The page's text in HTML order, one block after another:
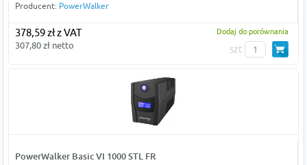
Producent: PowerWalker
378,59 zł z VAT
307,80 zł netto
Dodaj do porównania
szt
PowerWalker Basic VI 1000 STL FR